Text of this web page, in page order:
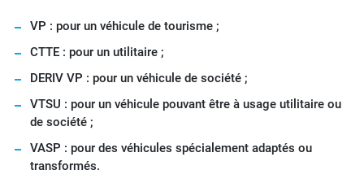
VP : pour un véhicule de tourisme ;
CTTE : pour un utilitaire ;
DERIV VP : pour un véhicule de société ;
VTSU : pour un véhicule pouvant être à usage utilitaire ou
de société ;
VASP : pour des véhicules spécialement adaptés ou
transformés.